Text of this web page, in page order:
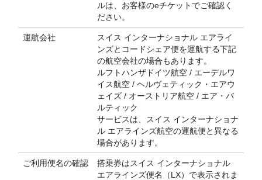
ルは、お客様のeチケットでご確認く
ださい。
運航会社
スイス インターナショナル エアライ
ンズとコードシェア便を運航する下記
の航空会社の場合もあります。
ルフトハンザドイツ航空 / エーデルワ
イス航空 / ヘルヴェティック・エアウ
ェイズ / オーストリア航空 / エア・バ
ルティック
サービスは、スイス インターナショナ
ル エアラインズ航空の運航便と異なる
場合があります。
ご利用便名の確認
搭乗券はスイス インターナショナル
エアラインズ便名（LX）で表示されま